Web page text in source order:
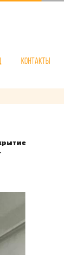
Контакты